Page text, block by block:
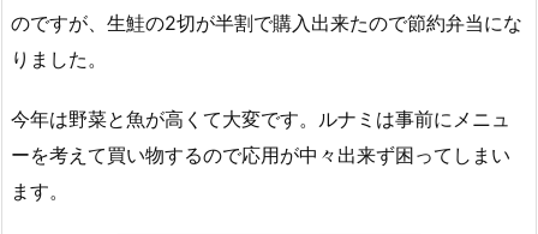
のですが、生鮭の2切が半割で購入出来たので節約弁当にな
りました。
今年は野菜と魚が高くて大変です。ルナミは事前にメニュ
ーを考えて買い物するので応用が中々出来ず困ってしまい
ます。